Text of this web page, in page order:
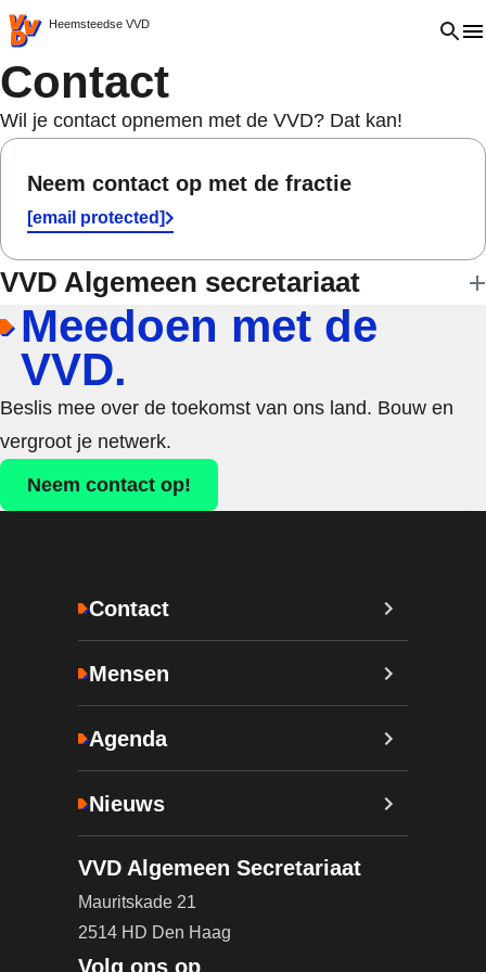
VVD.nl - Ga naar de homepage
Heemsteedse VVD Open
Contact
Wil je contact opnemen met de VVD? Dat kan!
Neem contact op met de fractie
[email protected]
VVD Algemeen secretariaat
Meedoen met de
VVD.
Beslis mee over de toekomst van ons land. Bouw en
vergroot je netwerk.
Neem contact op!
Contact
Mensen
Agenda
Nieuws
VVD Algemeen Secretariaat
Mauritskade 21
2514 HD Den Haag
Volg ons op